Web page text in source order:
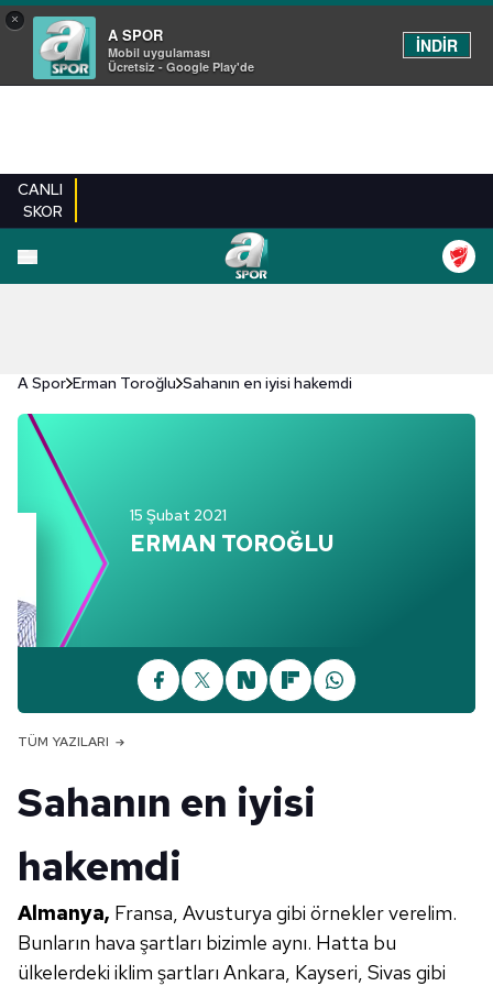
×
A SPOR
Mobil uygulaması
Ücretsiz - Google Play'de
İNDİR
CANLI
SKOR
A Spor Erman Toroğlu Sahanın en iyisi hakemdi
15 Şubat 2021
ERMAN TOROĞLU
TÜM YAZILARI
Sahanın en iyisi
hakemdi
Almanya, Fransa, Avusturya gibi örnekler verelim.
Bunların hava şartları bizimle aynı. Hatta bu
ülkelerdeki iklim şartları Ankara, Kayseri, Sivas gibi